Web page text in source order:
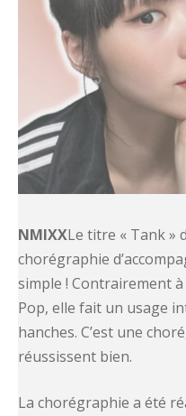
NMIXXLe titre « Tank »
chorégraphie
simple ! Contrairement
Pop, elle fait un usage
hanches. C’est une
réussissent bien.
La chorégraphie a été